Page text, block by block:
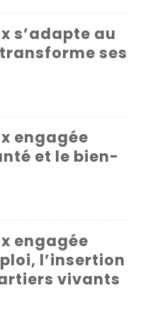
s’adapte au
ses
engagée
et le bien-
engagée
l’insertion
vivants